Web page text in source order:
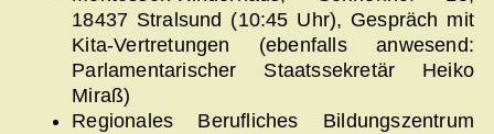
18437 Stralsund (10:45 Uhr), Gespräch mit
Kita-Vertretungen (ebenfalls anwesend:
Parlamentarischer Staatssekretär Heiko
Miraß)
Regionales Berufliches Bildungszentrum